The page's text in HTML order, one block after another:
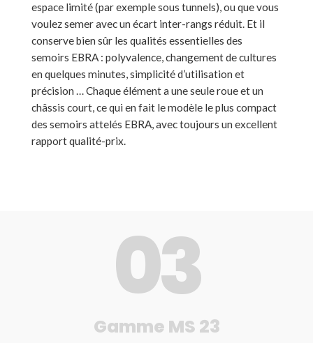
espace limité (par exemple sous tunnels), ou que vous
voulez semer avec un écart inter-rangs réduit. Et il
conserve bien sûr les qualités essentielles des
semoirs EBRA : polyvalence, changement de cultures
en quelques minutes, simplicité d’utilisation et
précision … Chaque élément a une seule roue et un
châssis court, ce qui en fait le modèle le plus compact
des semoirs attelés EBRA, avec toujours un excellent
rapport qualité-prix.
Gamme MS 23
03